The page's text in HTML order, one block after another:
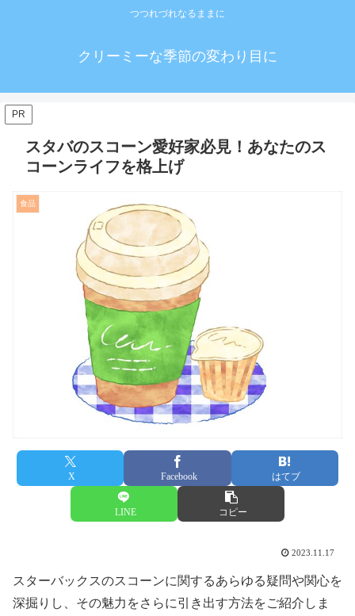
つつれづれなるままに
クリーミーな季節の変わり目に
PR
スタバのスコーン愛好家必見！あなたのス
コーンライフを格上げ
食品
X Facebook はてブ
LINE コピー
2023.11.17
スターバックスのスコーンに関するあらゆる疑問や関心を
深掘りし、その魅力をさらに引き出す方法をご紹介しま